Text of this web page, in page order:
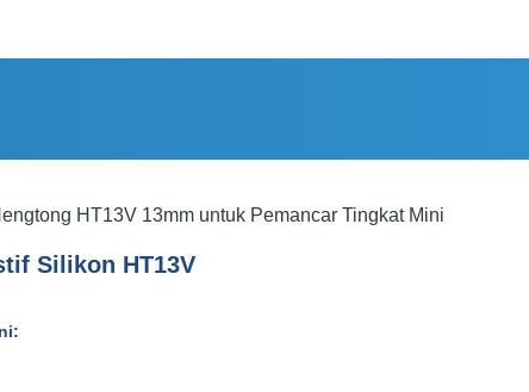
HT13V 13mm untuk Pemancar Tingkat Mini
Silikon HT13V